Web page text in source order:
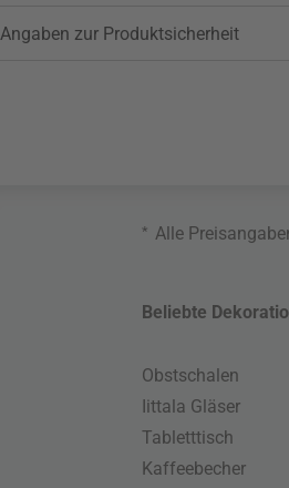
Angaben zur Produktsicherheit
* Alle
Beliebte
Obstschalen
Iittala Gläser
Tabletttisch
Kaffeebecher